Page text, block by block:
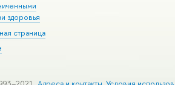
здоровья
страница